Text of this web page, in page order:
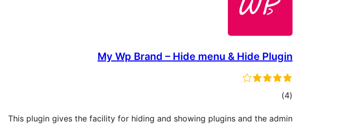
My Wp Brand – Hide menu & Hide Plugin
(4 مجموع)
This plugin gives the facility for hiding and showing plugins and the admin